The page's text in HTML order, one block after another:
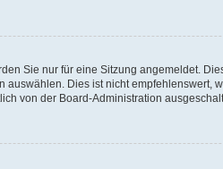
Sie nur für eine Sitzung angemeldet.
Dies ist nicht
von der Board-Administration